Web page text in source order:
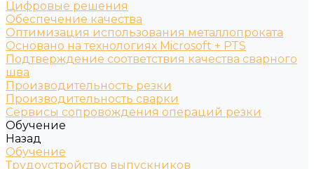
Цифровые решения
Обеспечение качества
Оптимизация использования металлопроката
Основано на технологиях Microsoft + PTS
Подтверждение соответствия качества сварного
шва
Производительность резки
Производительность сварки
Сервисы сопровождения операций резки
Обучение
Назад
Обучение
Трудоустройство выпускников